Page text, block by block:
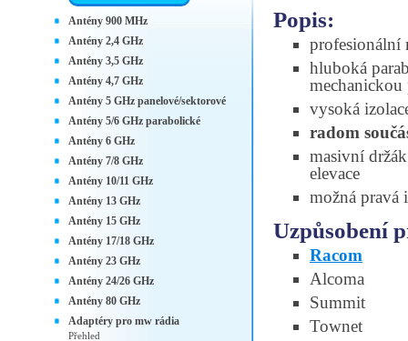
Popis:
profesionální
hluboká
mechanickou
vysoká
radom
masivní
elevace
možná pravá
Uzpůsobení
Racom
Alcoma
Summit
Townet
Antény 900 MHz
Antény 2,4 GHz
Antény 3,5 GHz
Antény 4,7 GHz
Antény 5 GHz panelové/sektorové
Antény 5/6 GHz parabolické
Antény 6 GHz
Antény 7/8 GHz
Antény 10/11 GHz
Antény 13 GHz
Antény 15 GHz
Antény 17/18 GHz
Antény 23 GHz
Antény 24/26 GHz
Antény 80 GHz
Adaptéry pro mw rádia
Přehled